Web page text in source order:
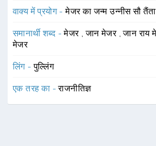
वाक्य में प्रयोग -मेजर का जन्म उन्नीस सौ
समानार्थी शब्द -मेजर ,जान मेजर ,जान राय
मेजर
लिंग -पुल्लिंग
एक तरह का -राजनीतिज्ञ